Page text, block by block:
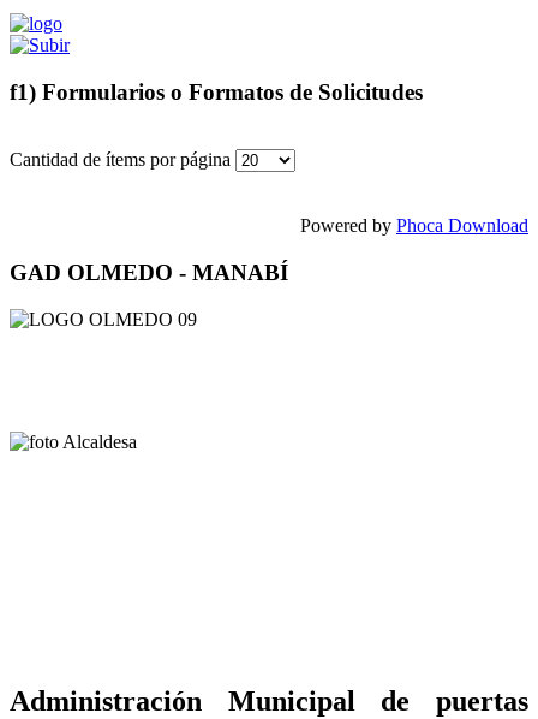
f1) Formularios o Formatos de Solicitudes
Cantidad de ítems por página
Powered by Phoca Download
GAD OLMEDO - MANABÍ
Administración Municipal de puertas